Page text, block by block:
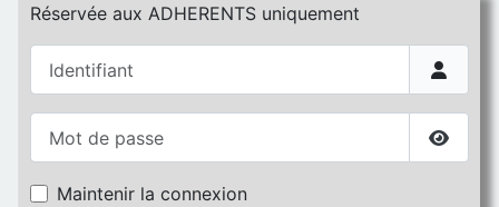
Réservée aux ADHERENTS uniquement
Maintenir la connexion